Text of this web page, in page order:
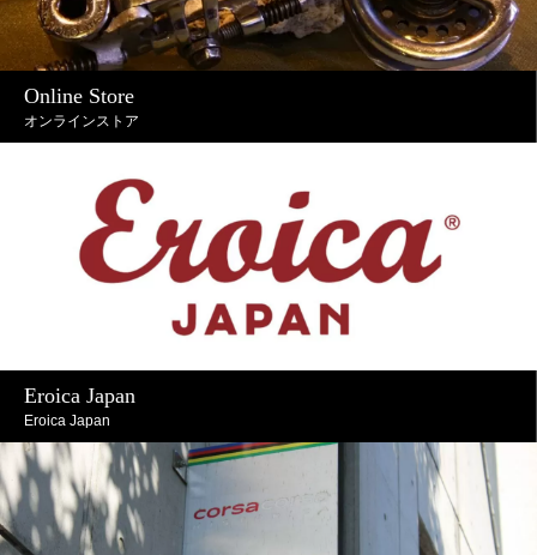
Online Store
オンラインストア
Eroica Japan
Eroica Japan